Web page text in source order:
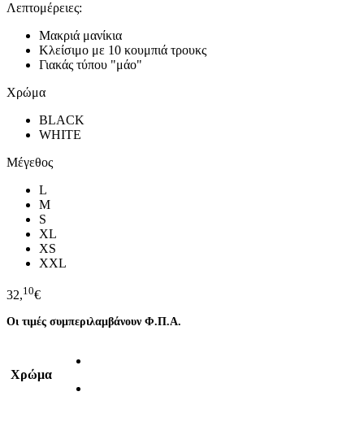
Λεπτομέρειες:
Μακριά μανίκια
Κλείσιμο με 10 κουμπιά τρουκς
Γιακάς τύπου "μάο"
Χρώμα
BLACK
WHITE
Μέγεθος
L
M
S
XL
XS
XXL
32,10€
Οι τιμές συμπεριλαμβάνουν Φ.Π.Α.
Χρώμα